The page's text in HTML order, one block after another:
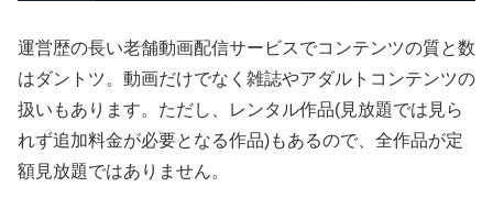
運営歴の長い老舗動画配信サービスでコンテンツの質と数
はダントツ。動画だけでなく雑誌やアダルトコンテンツの
扱いもあります。ただし、レンタル作品(見放題では見ら
れず追加料金が必要となる作品)もあるので、全作品が定
額見放題ではありません。